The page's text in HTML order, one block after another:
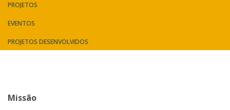
PROJETOS
EVENTOS
PROJETOS DESENVOLVIDOS
Missão